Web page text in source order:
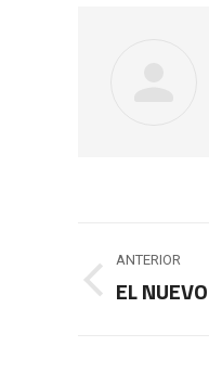
entre
ANTERIOR
Publicación
EL